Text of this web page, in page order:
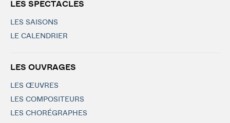
LES SPECTACLES
LES SAISONS
LE CALENDRIER
LES OUVRAGES
LES ŒUVRES
LES COMPOSITEURS
LES CHORÉGRAPHES